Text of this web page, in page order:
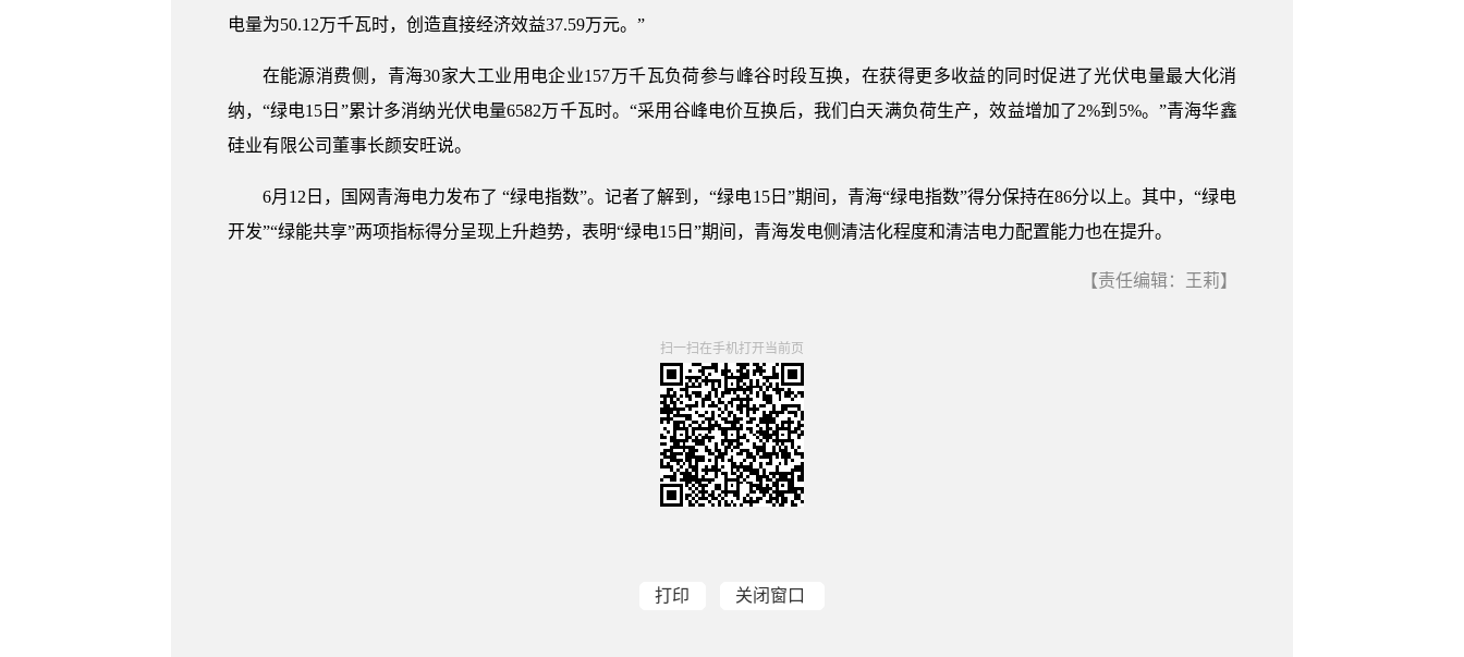
电量为50.12万千瓦时，创造直接经济效益37.59万元。”
在能源消费侧，青海30家大工业用电企业157万千瓦负荷参与峰谷时段互换，在获得更多收益的同时促进了光伏电量最大化消
纳，“绿电15日”累计多消纳光伏电量6582万千瓦时。“采用谷峰电价互换后，我们白天满负荷生产，效益增加了2%到5%。”青海华鑫
硅业有限公司董事长颜安旺说。
6月12日，国网青海电力发布了 “绿电指数”。记者了解到，“绿电15日”期间，青海“绿电指数”得分保持在86分以上。其中，“绿电
开发”“绿能共享”两项指标得分呈现上升趋势，表明“绿电15日”期间，青海发电侧清洁化程度和清洁电力配置能力也在提升。
【责任编辑：王莉】
扫一扫在手机打开当前页
打印 关闭窗口